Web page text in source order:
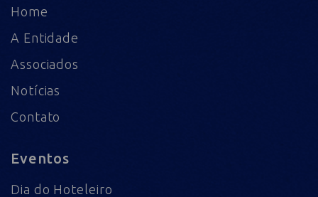
Home
A Entidade
Associados
Notícias
Contato
Eventos
Dia do Hoteleiro